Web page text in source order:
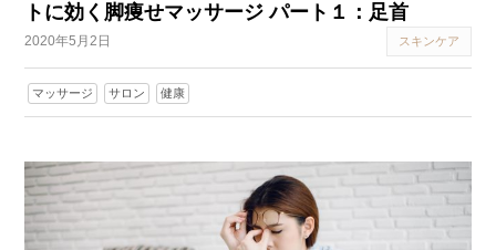
トに効く脚痩せマッサージ パート１：足首
2020年5月2日 スキンケア
マッサージ サロン 健康